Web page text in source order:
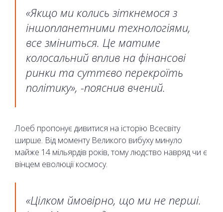
«Якщо ми колись зіткнемося з
іншопланетними технологіями,
все зміниться. Це матиме
колосальний вплив на фінансові
ринки та суттєво перекроїть
політику», -пояснив вчений.
Лоеб пропонує дивитися на історію Всесвіту
ширше. Від моменту Великого вибуху минуло
майже 14 мільярдів років, тому людство навряд чи є
вінцем еволюції космосу.
«Цілком ймовірно, що ми не перші.